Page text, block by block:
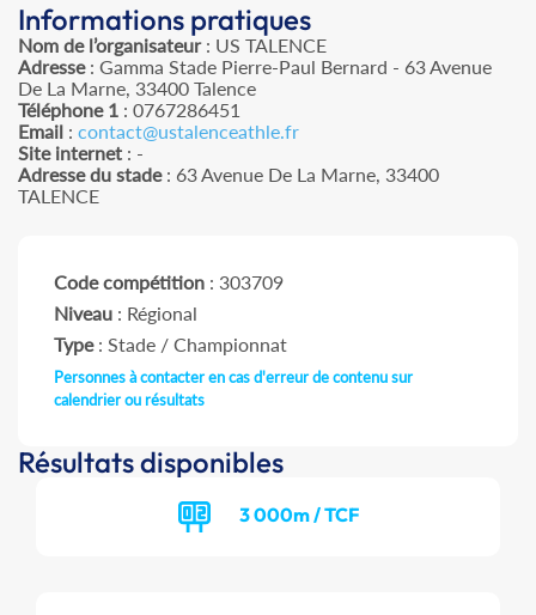
Informations pratiques
Nom de l’organisateur: US TALENCE
Adresse: Gamma Stade Pierre-Paul Bernard - 63 Avenue
De La Marne, 33400 Talence
Téléphone 1 : 0767286451
Email : contact@ustalenceathle.fr
Site internet : -
Adresse du stade: 63 Avenue De La Marne, 33400
TALENCE
Code compétition : 303709
Niveau : Régional
Type: Stade / Championnat
Personnes à contacter en cas d'erreur de contenu sur
calendrier ou résultats
Résultats disponibles
3 000m / TCF